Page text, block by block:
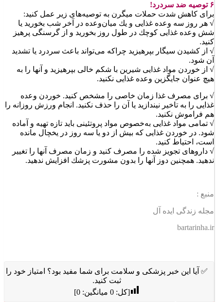
۶ توصیه ضد سردرد!
برای كاهش شدت حملات میگرن به توصیه‌های زیر عمل كنید:
√ هر روز سه وعده غذایی و یك میان‌وعده در آخر شب بخورید یا
شش وعده غذایی كوچك در طول روز بخورید و از گرسنگی پرهیز
كنید.
√ از كشیدن سیگار بپرهیزید چراكه می‌تواند باعث سردرد یا تشدید
آن شود.
√ از خوردن مواد غذایی شیرین با شكم خالی بپرهیزید و آنها را به
هیچ عنوان جایگزین وعده غذایی نكنید.
√ برای مصرف غذا زمان خاصی را مشخص كنید. خوردن وعده
غذایی را به تاخیر نیندازید یا آن را حذف نكنید. انجام ورزش روزانه را
هم فراموش نكنید.
√ تمامی مواد غذایی به‌خصوص مواد پروتئینی باید تازه تهیه و آماده
شود. در خوردن غذایی كه بیش از دو یا سه روز در یخچال مانده
است، احتیاط كنید.
√ داروهای تجویز شده را مصرف كنید و زمان مصرف آنها را تغییر
ندهید. همچنین دوز آنها را بدون مشورت پزشك افزایش ندهید.
منبع :
مجله زندگی ایده آل
bartarinha.ir
✅ آیا این خبر پزشکی و سلامت برای شما مفید بود؟ امتیاز خود را
ثبت کنید.
[کل:0 میانگین:0
]